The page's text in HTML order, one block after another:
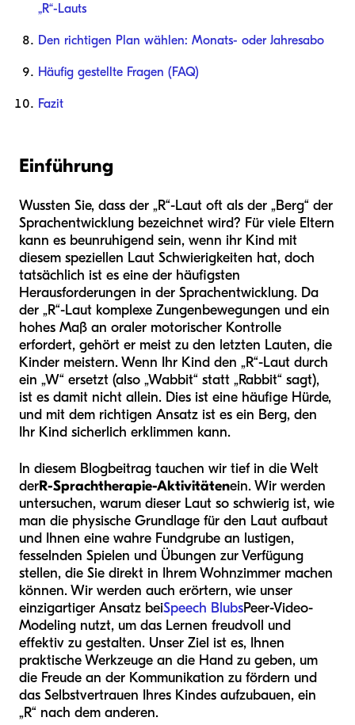
„R“-Lauts
Den richtigen Plan wählen: Monats- oder Jahresabo
Häufig gestellte Fragen (FAQ)
Fazit
Einführung
Wussten Sie, dass der „R“-Laut oft als der „Berg“ der
Sprachentwicklung bezeichnet wird? Für viele Eltern
kann es beunruhigend sein, wenn ihr Kind mit
diesem speziellen Laut Schwierigkeiten hat, doch
tatsächlich ist es eine der häufigsten
Herausforderungen in der Sprachentwicklung. Da
der „R“-Laut komplexe Zungenbewegungen und ein
hohes Maß an oraler motorischer Kontrolle
erfordert, gehört er meist zu den letzten Lauten, die
Kinder meistern. Wenn Ihr Kind den „R“-Laut durch
ein „W“ ersetzt (also „Wabbit“ statt „Rabbit“ sagt),
ist es damit nicht allein. Dies ist eine häufige Hürde,
und mit dem richtigen Ansatz ist es ein Berg, den
Ihr Kind sicherlich erklimmen kann.
In diesem Blogbeitrag tauchen wir tief in die Welt
derR-Sprachtherapie-Aktivitätenein. Wir werden
untersuchen, warum dieser Laut so schwierig ist, wie
man die physische Grundlage für den Laut aufbaut
und Ihnen eine wahre Fundgrube an lustigen,
fesselnden Spielen und Übungen zur Verfügung
stellen, die Sie direkt in Ihrem Wohnzimmer machen
können. Wir werden auch erörtern, wie unser
einzigartiger Ansatz beiSpeech BlubsPeer-Video-
Modeling nutzt, um das Lernen freudvoll und
effektiv zu gestalten. Unser Ziel ist es, Ihnen
praktische Werkzeuge an die Hand zu geben, um
die Freude an der Kommunikation zu fördern und
das Selbstvertrauen Ihres Kindes aufzubauen, ein
„R“ nach dem anderen.